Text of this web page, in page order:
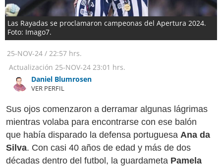
Las Rayadas se proclamaron campeonas del Apertura 2024.
Foto: Imago7.
25-NOV-24 / 22:57 hrs.
Actualización 25-NOV-24 23:01 hrs.
Daniel Blumrosen
VER PERFIL
Sus ojos comenzaron a derramar algunas lágrimas
mientras volaba para encontrarse con ese balón
que había disparado la defensa portuguesa Ana da
Silva. Con casi 40 años de edad y más de dos
décadas dentro del futbol, la guardameta Pamela